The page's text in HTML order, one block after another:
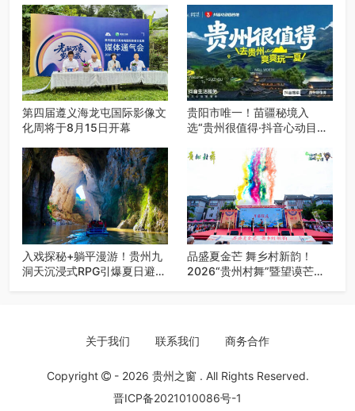
第四届遵义海龙屯国际影像文
化周将于8月15日开幕
贵阳市唯一！苗疆秘境入
选“贵州很值得·抖音心动目的
赴一场秘境之约
入戏探秘+躺平漫游！贵州九
洞天沉浸式RPG引爆夏日避暑
品盛夏金芒 舞乡村新韵！
2026“贵州村舞”暨望谟芒果
关于我们 联系我们 商务合作
Copyright - 2026 贵州之窗 . All Rights Reserved.
晋ICP备2021010086号-1